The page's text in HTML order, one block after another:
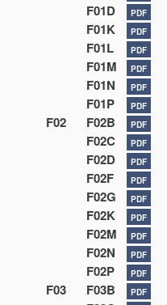
F01D PDF
F01K PDF
F01L PDF
F01M PDF
F01N PDF
F01P PDF
F02 F02B PDF
F02C PDF
F02D PDF
F02F PDF
F02G PDF
F02K PDF
F02M PDF
F02N PDF
F02P PDF
F03 F03B PDF